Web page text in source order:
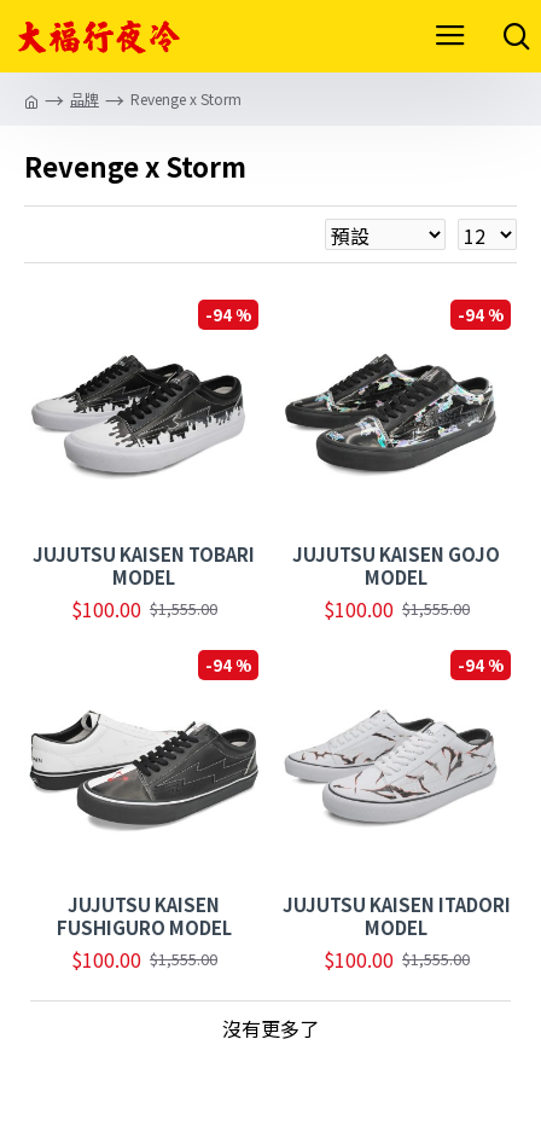
品牌 Revenge x Storm
Revenge x Storm
-94 %
JUJUTSU KAISEN TOBARI
MODEL
$100.00 $1,555.00
-94 %
JUJUTSU KAISEN GOJO
MODEL
$100.00 $1,555.00
-94 %
JUJUTSU KAISEN
FUSHIGURO MODEL
$100.00 $1,555.00
-94 %
JUJUTSU KAISEN ITADORI
MODEL
$100.00 $1,555.00
沒有更多了